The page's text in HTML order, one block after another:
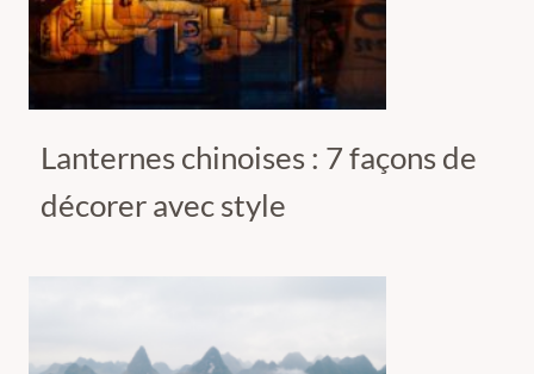
Lanternes chinoises : 7 façons de
décorer avec style